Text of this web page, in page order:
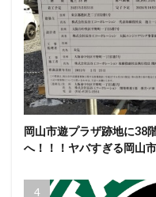
岡山市遊プラザ跡地に38
へ！！！ヤバすぎる岡山